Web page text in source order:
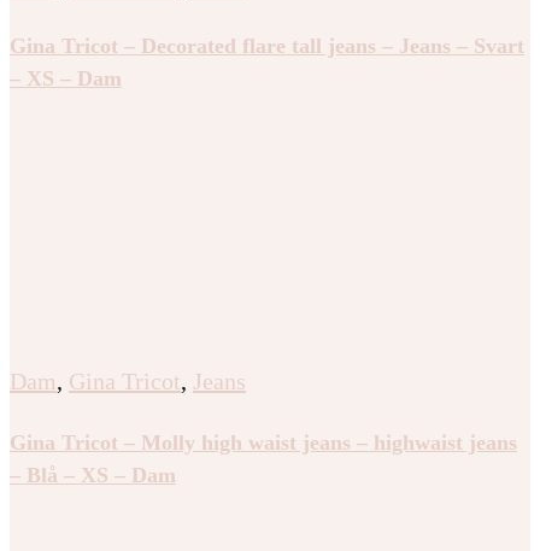
Gina Tricot – Decorated flare tall jeans – Jeans – Svart
– XS – Dam
Dam, Gina Tricot, Jeans
Gina Tricot – Molly high waist jeans – highwaist jeans
– Blå – XS – Dam